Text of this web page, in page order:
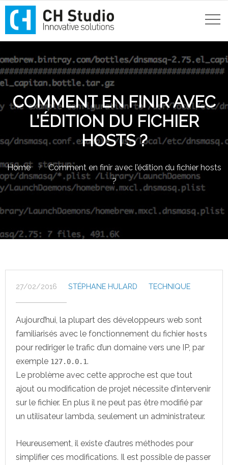
COMMENT EN FINIR AVEC
L’ÉDITION DU FICHIER
HOSTS ?
Home
Comment en finir avec l’édition du fichier hosts
?
27/02/2016 STÉPHANE HULARD TECHNIQUE
Aujourd’hui, la plupart des développeurs web sont
familiarisés avec le fonctionnement du fichier hosts
pour rediriger le trafic d’un domaine vers une IP, par
exemple 127.0.0.1.
Le problème avec cette approche est que tout
ajout ou modification de projet nécessite d’intervenir
sur le fichier. En plus il ne peut pas être modifié par
un utilisateur lambda, seulement un administrateur.
Heureusement, il existe d’autres méthodes pour
simplifier ces modifications. Il est possible de passer